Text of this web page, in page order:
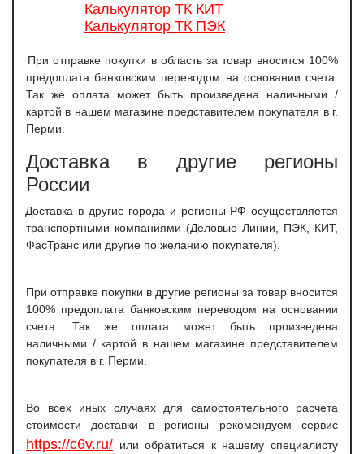
Калькулятор ТК КИТ
Калькулятор ТК ПЭК
При отправке покупки в область за товар вносится 100%
предоплата банковским переводом на основании счета.
Так же оплата может быть произведена наличными /
картой в нашем магазине представителем покупателя в г.
Перми.
Доставка в другие регионы
России
Доставка в другие города и регионы РФ осуществляется
транспортными компаниями (Деловые Линии, ПЭК, КИТ,
ФасТранс или другие по желанию покупателя).
При отправке покупки в другие регионы за товар вносится
100% предоплата банковским переводом на основании
счета. Так же оплата может быть произведена
наличными / картой в нашем магазине представителем
покупателя в г. Перми.
Во всех иных случаях для самостоятельного расчета
стоимости доставки в регионы рекомендуем сервис
https://c6v.ru/ или обратиться к нашему специалисту